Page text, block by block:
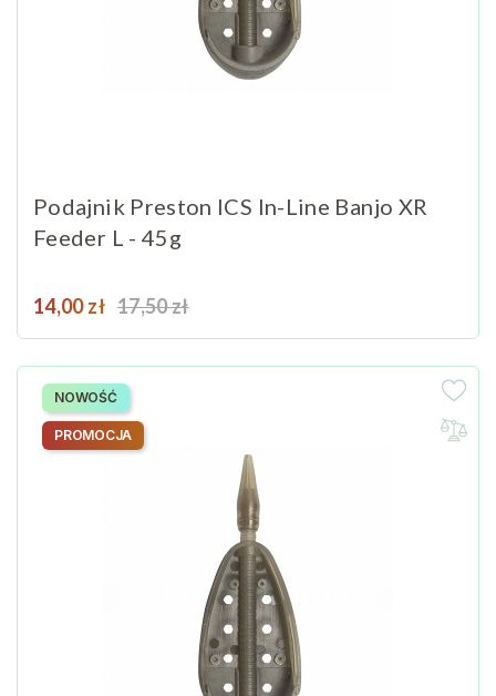
Podajnik Preston ICS In-Line Banjo XR
Feeder L - 45g
Cena
14,00 zł Cena podstawowa
17,50 zł
NOWOŚĆ
PROMOCJA